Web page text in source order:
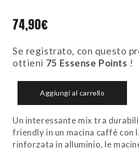
74,90€
Se registrato, con questo
ottieni 75 Essense Points !
Aggiungi al carrello
Un interessante mix tra
friendly in un macina caffè con
rinforzata in alluminio, le